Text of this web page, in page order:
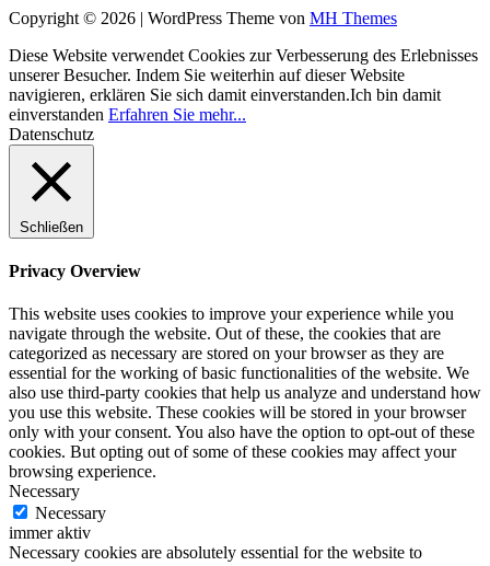
Copyright © 2026 | WordPress Theme von MH Themes
Diese Website verwendet Cookies zur Verbesserung des Erlebnisses
unserer Besucher. Indem Sie weiterhin auf dieser Website
navigieren, erklären Sie sich damit einverstanden.Ich bin damit
einverstanden Erfahren Sie mehr...
Datenschutz
Schließen
Privacy Overview
This website uses cookies to improve your experience while you
navigate through the website. Out of these, the cookies that are
categorized as necessary are stored on your browser as they are
essential for the working of basic functionalities of the website. We
also use third-party cookies that help us analyze and understand how
you use this website. These cookies will be stored in your browser
only with your consent. You also have the option to opt-out of these
cookies. But opting out of some of these cookies may affect your
browsing experience.
Necessary
Necessary
immer aktiv
Necessary cookies are absolutely essential for the website to